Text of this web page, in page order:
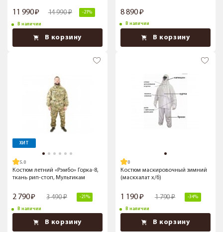
11 990 14 990 -21%
В наличии
В корзину
8 890
В наличии
В корзину
ХИТ
5.0
Костюм летний «Рэмбо» Горка-8,
ткань рип-стоп, Мультикам
2 790 3 490 -21%
В наличии
В корзину
Костюм маскировочный зимний
(маскхалат х/б)
1 190 1 790 -34%
В наличии
В корзину